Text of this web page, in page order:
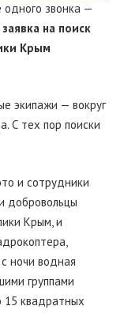
одного звонка —
на поиск
Крым
экипажи — вокруг
С тех пор поиски
и сотрудники
добровольцы
Крым, и
ночи водная
группами
15 квадратных